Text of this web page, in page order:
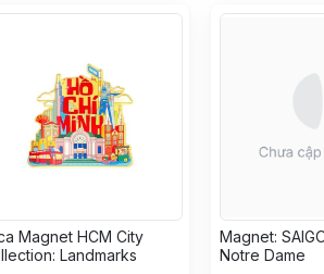
mại về Dinh Độc Lập. Bộ sưu tập
phiên bản giới hạn chỉ có tại Dinh
xa.
Magnet HCM City
Landmarks
Magnet:
Notre Dame